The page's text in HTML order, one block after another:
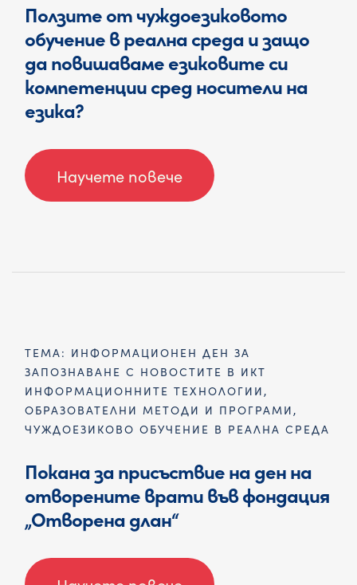
Ползите от чуждоезиковото
обучение в реална среда и защо
да повишаваме езиковите си
компетенции сред носители на
езика?
Научете повече
Покана за присъствие на ден на
отворените врати във фондация
„Отворена длан“
ТЕМА: ИНФОРМАЦИОНЕН ДЕН ЗА
ЗАПОЗНАВАНЕ С НОВОСТИТЕ В ИКТ
ИНФОРМАЦИОННИТЕ ТЕХНОЛОГИИ,
ОБРАЗОВАТЕЛНИ МЕТОДИ И ПРОГРАМИ,
ЧУЖДОЕЗИКОВО ОБУЧЕНИЕ В РЕАЛНА СРЕДА